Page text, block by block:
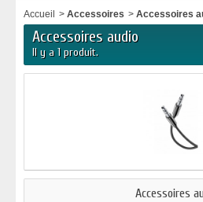
Accueil > Accessoires > Accessoires
Accessoires audio
Il y a 1 produit.
Accessoires